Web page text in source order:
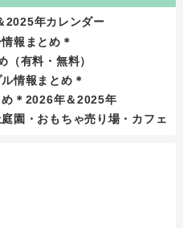
2025年カレンダー
報まとめ＊
（有料・無料）
情報まとめ＊
＊2026年＆2025年
園・おもちゃ売り場・カフェ